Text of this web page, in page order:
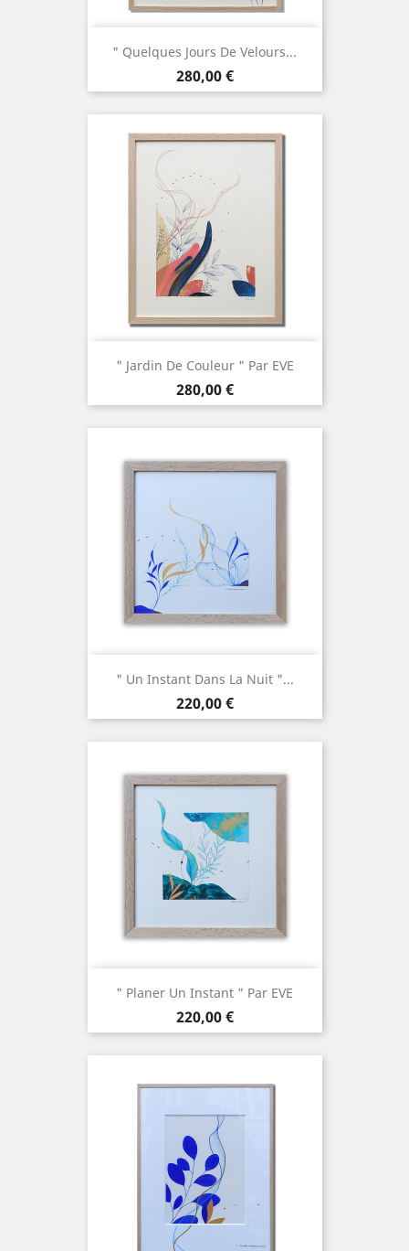
" Quelques Jours De Velours...
Prix
280,00 €
" Jardin De Couleur " Par EVE
Prix
280,00 €
" Un Instant Dans La Nuit "...
Prix
220,00 €
" Planer Un Instant " Par EVE
Prix
220,00 €